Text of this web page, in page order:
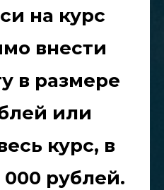
на курс
внести
в размере
или
курс, в
рублей.